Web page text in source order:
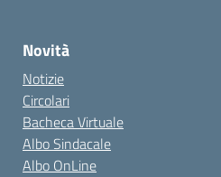
Novità
Notizie
Circolari
Bacheca Virtuale
Albo Sindacale
Albo OnLine